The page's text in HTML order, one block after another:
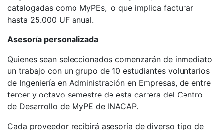
catalogadas como MyPEs, lo que implica facturar
hasta 25.000 UF anual.
Asesoría personalizada
Quienes sean seleccionados comenzarán de inmediato
un trabajo con un grupo de 10 estudiantes voluntarios
de Ingeniería en Administración en Empresas, de entre
tercer y octavo semestre de esta carrera del Centro
de Desarrollo de MyPE de INACAP.
Cada proveedor recibirá asesoría de diverso tipo de